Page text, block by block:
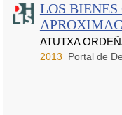
LOS
ATUTXA
2013 Portal de